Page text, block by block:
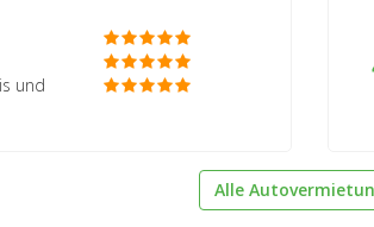
und
Alle